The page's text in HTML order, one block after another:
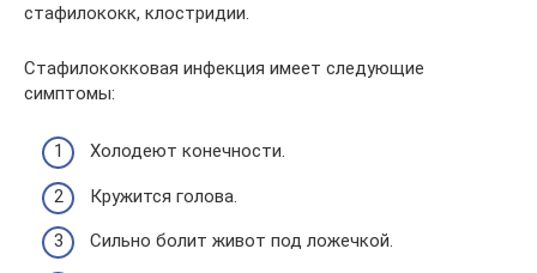
стафилококк, клостридии.
Стафилококковая инфекция имеет следующие
симптомы:
Холодеют конечности.
Кружится голова.
Сильно болит живот под ложечкой.